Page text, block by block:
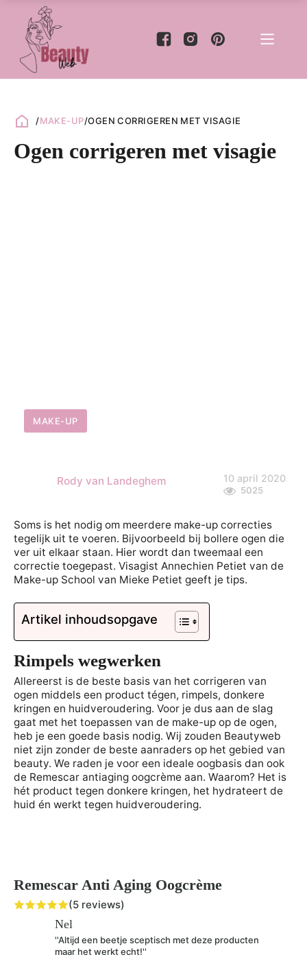
/MAKE-UP/OGEN CORRIGEREN MET VISAGIE
Ogen corrigeren met visagie
MAKE-UP
Rody van Landeghem 10 april 2020
5025
Soms is het nodig om meerdere make-up correcties
tegelijk uit te voeren. Bijvoorbeeld bij bollere ogen die
ver uit elkaar staan. Hier wordt dan tweemaal een
correctie toegepast. Visagist Annechien Petiet van de
Make-up School van Mieke Petiet geeft je tips.
Artikel inhoudsopgave
Rimpels wegwerken
Allereerst is de beste basis van het corrigeren van
ogen middels een product tégen, rimpels, donkere
kringen en huidveroudering. Voor je dus aan de slag
gaat met het toepassen van de make-up op de ogen,
heb je een goede basis nodig. Wij zouden Beautyweb
niet zijn zonder de beste aanraders op het gebied van
beauty. We raden je voor een ideale oogbasis dan ook
de Remescar antiaging oogcrème aan. Waarom? Het is
hét product tegen donkere kringen, het hydrateert de
huid én werkt tegen huidveroudering.
Remescar Anti Aging Oogcrème
(5 reviews)
Nel
''Altijd een beetje sceptisch met deze producten
maar het werkt echt!''